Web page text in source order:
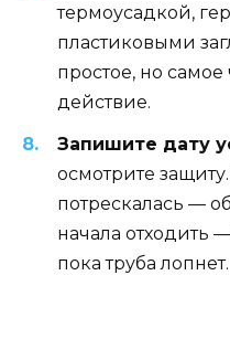
термоусадкой,
пластиковыми
простое, но
действие.
Запишите дату
осмотрите
потрескалась —
начала отходить
пока труба лопнет.